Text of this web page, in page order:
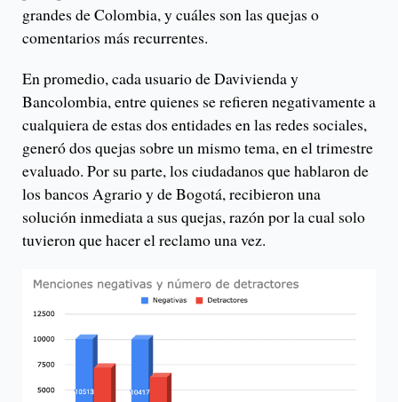
grandes de Colombia, y cuáles son las quejas o
comentarios más recurrentes.
En promedio, cada usuario de Davivienda y
Bancolombia, entre quienes se refieren negativamente a
cualquiera de estas dos entidades en las redes sociales,
generó dos quejas sobre un mismo tema, en el trimestre
evaluado. Por su parte, los ciudadanos que hablaron de
los bancos Agrario y de Bogotá, recibieron una
solución inmediata a sus quejas, razón por la cual solo
tuvieron que hacer el reclamo una vez.